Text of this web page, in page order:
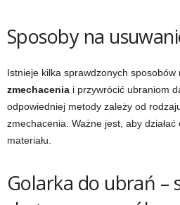
Sposoby na
Istnieje kilka sprawdzonych sposobów
zmechacenia i przywrócić ubraniom
odpowiedniej metody zależy od
zmechacenia. Ważne jest, aby
materiału.
Golarka do ubrań –